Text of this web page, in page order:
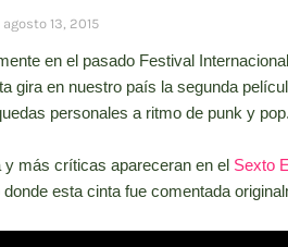
13, 2015
en el pasado Festival
gira en nuestro país la segunda
personales a ritmo de punk y pop.
y más críticas apareceran en el Sexto
esta cinta fue comentada